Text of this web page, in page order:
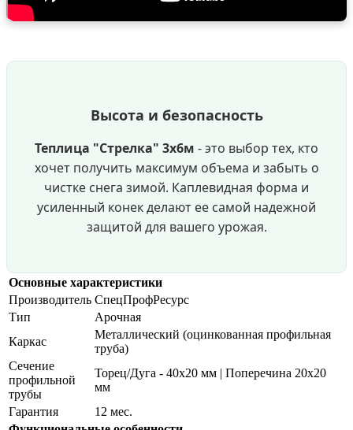
Высота и безопасность
Теплица "Стрелка" 3х6м - это выбор тех, кто
хочет получить максимум объема и забыть о
чистке снега зимой. Каплевидная форма и
усиленный конек делают ее самой надежной
защитой для вашего урожая.
Основные характеристики
Производитель СпецПрофРесурс
Тип
Арочная
Каркас
Металлический (оцинкованная профильная
труба)
Сечение
профильной
трубы
Торец/Дуга - 40х20 мм | Поперечина 20х20
мм
Гарантия
12 мес.